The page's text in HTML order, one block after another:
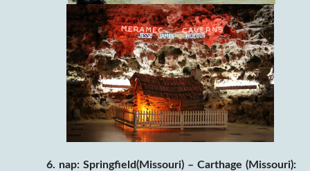
6. nap: Springfield(Missouri) – Carthage (Missouri):